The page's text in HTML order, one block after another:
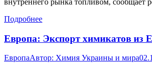
Подробнее
Европа: Экспорт химикатов из
ЕвропаАвтор: Химия Украины и мира